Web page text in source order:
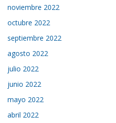
noviembre 2022
octubre 2022
septiembre 2022
agosto 2022
julio 2022
junio 2022
mayo 2022
abril 2022